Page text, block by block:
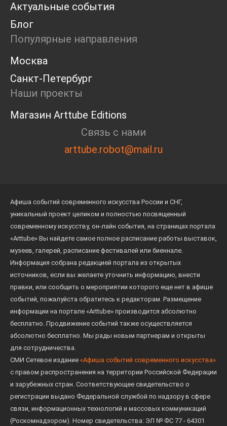
Интервью
Open call
Экскурсия
Дискуссия
Cosmoscow 2024
Blazar 2024
Встречи
Круглый стол
Актуальные события
Блог
Популярные направления
Москва
Санкт-Петербург
Наши проекты
Магазин Arttube Editions
Связь с нами
arttube.robot@mail.ru
Афиша событий современного искусства России и СНГ,
уникальный проект целиком и полностью посвященный
современному искусству, он-лайн события, на страницах портала
«Arttube» Вы найдете самое полное расписание работы выставок,
музеев, галерей, расписание фестивалей или биеннале.
Информация собрана редакцией портала из открытых
источников, если вы желаете уточнить информацию, внести
правки, или сообщить о мероприятии которого еще нет в афише
событий, пожалуйста обратитесь к редакторам. Размещение
информации на портале «Arttube» производится абсолютно
бесплатно. Продвижение событий также осуществляется
абсолютно бесплатно. Мы рады новым партнерам и открыты
для сотрудничества.
СМИ Сетевое издание «Афиша событий современного искусства»
с правом распространения на территории Российской Федерации
и зарубежных стран. Соответствующее свидетельство о
регистрации выдано Федеральной службой по надзору в сфере
связи, информационных технологий и массовых коммуникаций
(Роскомнадзором). Номер свидетельства: ЭЛ № ФС 77 - 64301